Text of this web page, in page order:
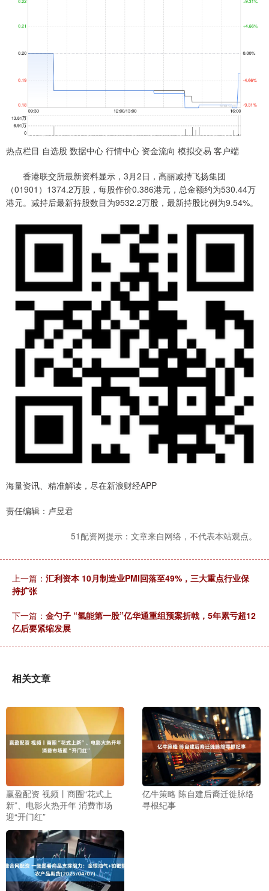
热点栏目 自选股 数据中心 行情中心 资金流向 模拟交易 客户端
香港联交所最新资料显示，3月2日，高丽减持飞扬集团
（01901）1374.2万股，每股作价0.386港元，总金额约为530.44万
港元。减持后最新持股数目为9532.2万股，最新持股比例为9.54%。
海量资讯、精准解读，尽在新浪财经APP
责任编辑：卢昱君
51配资网提示：文章来自网络，不代表本站观点。
上一篇： 汇利资本 10月制造业PMI回落至49%，三大重点行业保
持扩张
下一篇： 金勺子 “氢能第一股”亿华通重组预案折戟，5年累亏超12
亿后要紧缩发展
相关文章
赢盈配资 视频丨商圈“花式上
新”、电影火热开年 消费市场
迎“开门红”
亿牛策略 陈自建后裔迁徙脉络
寻根纪事